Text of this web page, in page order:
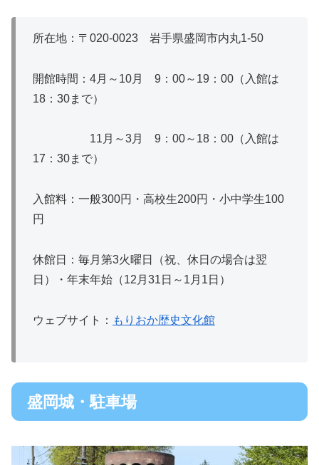
所在地：〒020‐0023 岩手県盛岡市内丸1‐50
開館時間：4月～10月 9：00～19：00（入館は
18：30まで）
11月～3月 9：00～18：00（入館は
17：30まで）
入館料：一般300円・高校生200円・小中学生100
円
休館日：毎月第3火曜日（祝、休日の場合は翌
日）・年末年始（12月31日～1月1日）
ウェブサイト： もりおか歴史文化館
盛岡城・駐車場